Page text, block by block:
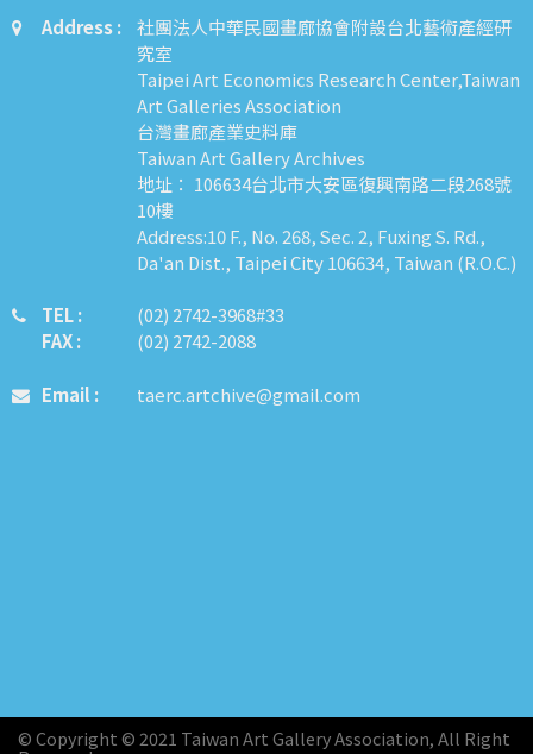
Address :
社團法人中華民國畫廊協會附設台北藝術產經研
究室
Taipei Art Economics Research Center,Taiwan
Art Galleries Association
台灣畫廊產業史料庫
Taiwan Art Gallery Archives
地址： 106634台北市大安區復興南路二段268號
10樓
Address:10 F., No. 268, Sec. 2, Fuxing S. Rd.,
Da'an Dist., Taipei City 106634, Taiwan (R.O.C.)
TEL :
FAX :
​​​​(02) 2742-3968#33
(02) 2742-2088
Email : taerc.artchive@gmail.com
© Copyright © 2021 Taiwan Art Gallery Association, All Right